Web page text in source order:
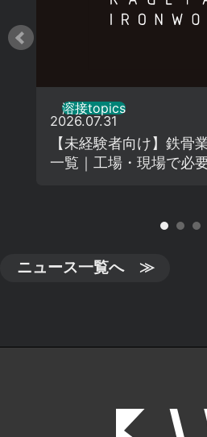
溶接topics
2026.07.31
【未経験者向け】鉄骨
一覧｜工場・現場で必
ニュース一覧へ ≫